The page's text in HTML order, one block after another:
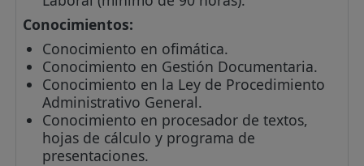
Conocimientos:
Conocimiento en ofimática.
Conocimiento en Gestión Documentaria.
Conocimiento en la Ley de Procedimiento
Administrativo General.
Conocimiento en procesador de textos,
hojas de cálculo y programa de
presentaciones.